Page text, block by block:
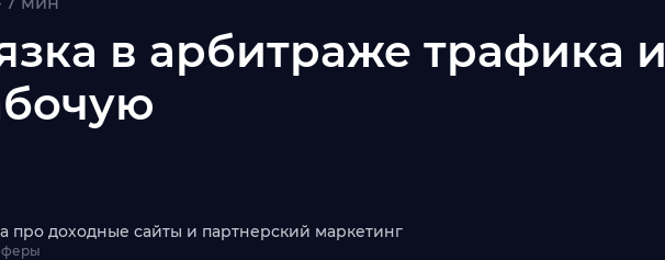
в арбитраже трафика и
про доходные сайты и партнерский маркетинг